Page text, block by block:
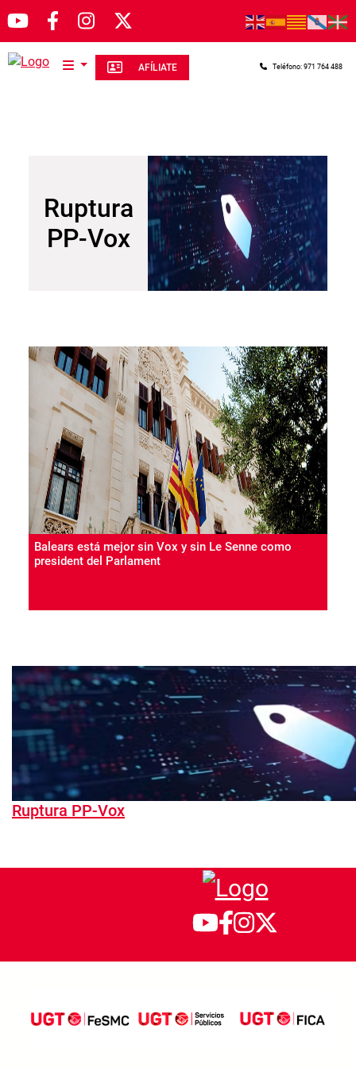
Pasar al contenido principal
AFÍLIATE Teléfono: 971 764 488
Ruptura
PP-Vox
Balears está mejor sin Vox y sin Le Senne como
president del Parlament
Ruptura PP-Vox